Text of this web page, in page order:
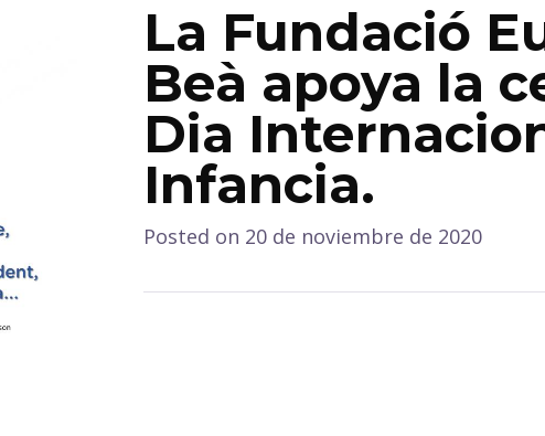
La Fundació
Beà apoya la
Dia
Infancia.
Posted on 20 de noviembre de 2020